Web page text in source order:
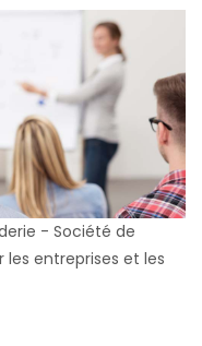
- Société de
entreprises et les